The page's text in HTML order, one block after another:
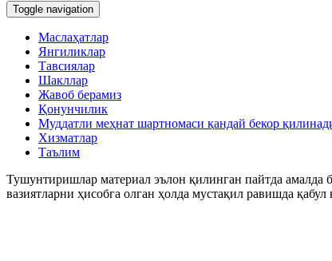
Toggle navigation
Маслаҳатлар
Янгиликлар
Тавсиялар
Шакллар
Жавоб берамиз
Қонунчилик
Муддатли меҳнат шартномаси қандай бекор
Хизматлар
Таълим
Тушунтиришлар материал эълон қилинган пайтда амалда
вазиятларни ҳисобга олган ҳолда мустақил равишда қабул